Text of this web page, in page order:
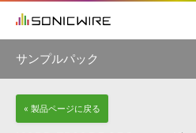
ソフト音源 »
初音ミク NT
KAITO V3
VOCALOID
サンプルパック
製品一覧
« 製品ページに戻る